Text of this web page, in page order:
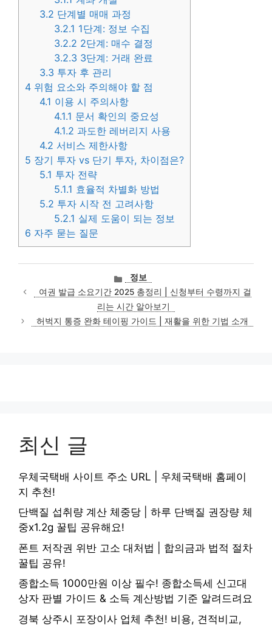
3.2 단계별 매매 과정
3.2.1 1단계: 정보 수집
3.2.2 2단계: 매수 결정
3.2.3 3단계: 거래 완료
3.3 투자 후 관리
4 위험 요소와 주의해야 할 점
4.1 이용 시 주의사항
4.1.1 문서 확인의 중요성
4.1.2 과도한 레버리지 사용
4.2 서비스 제한사항
5 장기 투자 vs 단기 투자, 차이점은?
5.1 투자 전략
5.1.1 효율적 차별화 방법
5.2 투자 시작 전 고려사항
5.2.1 실제 도움이 되는 정보
6 자주 묻는 질문
카
테
고
리
정보
여권 발급 소요기간 2025 총정리 | 신청부터 수령까지 걸
리는 시간 알아보기
허벅지 통증 완화 테이핑 가이드 | 재활을 위한 기법 소개
최신 글
우체국택배 사이트 주소 URL | 우체국택배 홈페이
지 추천!
단백질 섭취량 계산 체중당 | 하루 단백질 권장량 체
중x1.2g 꿀팁 공유해요!
폰트 저작권 위반 고소 대처법 | 합의금과 법적 절차
꿀팁 공유!
종합소득 1000만원 이상 필수! 종합소득세 신고대
상자 판별 가이드 & 소득 계산방법 기준 알려드려요
경북 상주시 포장이사 업체 추천! 비용, 견적비교,